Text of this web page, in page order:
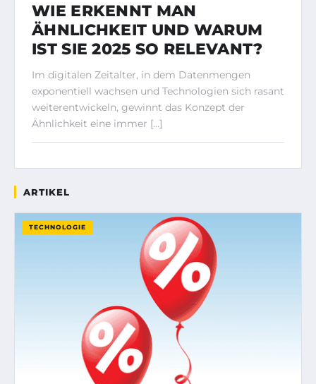
WIE ERKENNT MAN
ÄHNLICHKEIT UND WARUM
IST SIE 2025 SO RELEVANT?
Im digitalen Zeitalter, in dem Datenmengen
exponentiell wachsen und Technologien sich rasant
weiterentwickeln, gewinnt das Konzept der
Ähnlichkeit eine immer […]
ARTIKEL
TECHNOLOGIE